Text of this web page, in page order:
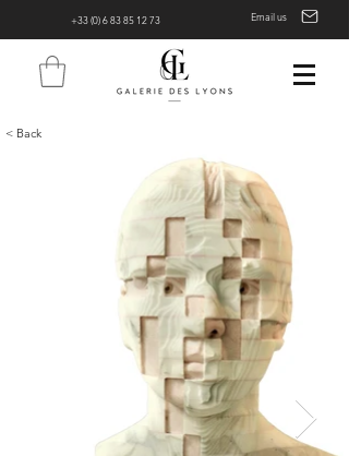
+33 (0) 6 83 85 12 73 Email us
< Back